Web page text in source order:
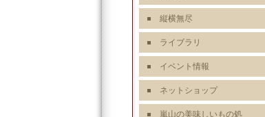
縦横無尽
ライブラリ
イベント情報
ネットショップ
嵐山の美味しいもの処